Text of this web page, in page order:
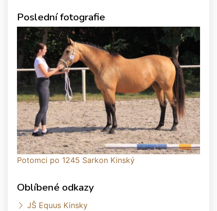
Poslední fotografie
Potomci po 1245 Sarkon Kinský
Oblíbené odkazy
JŠ Equus Kinsky